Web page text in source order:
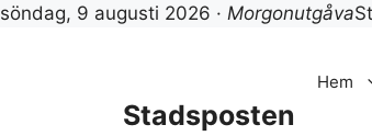
söndag, 9 augusti 2026 · Morgonutgåva
Stadsposten
Hem